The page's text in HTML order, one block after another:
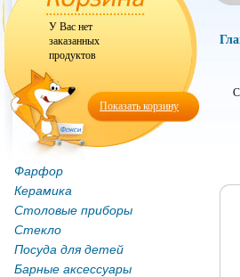
Показать корзину
У Вас нет
заказанных
продуктов
Фарфор
Керамика
Столовые приборы
Стекло
Посуда для детей
Барные аксессуары